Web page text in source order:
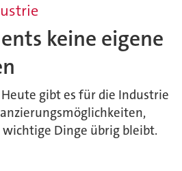
keine eigene
gibt es für die Industrie
Dinge übrig bleibt.